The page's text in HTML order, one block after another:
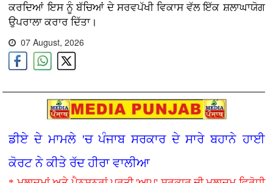
ਕਰਦਿਆਂ ਇਸ ਨੂੰ ਬੱਚਿਆਂ ਦੇ ਸਰਵਪੱਖੀ ਵਿਕਾਸ ਵੱਲ ਇੱਕ ਸ਼ਲਾਘਾਯੋਗ
ਉਪਰਾਲਾ ਕਰਾਰ ਦਿੱਤਾ।
07 August, 2026
ਡੀਏ ਦੇ ਮਾਮਲੇ 'ਚ ਪੰਜਾਬ ਸਰਕਾਰ ਦੇ ਸਾਰੇ ਬਹਾਨੇ ਹਾਈ
ਕੋਰਟ ਨੇ ਕੀਤੇ ਰੱਦ ਹੀਰਾ ਵਾਲੀਆ